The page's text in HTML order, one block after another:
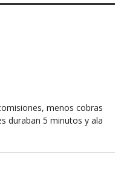
menos cobras
duraban 5 minutos y ala